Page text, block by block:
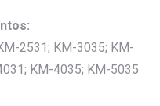
2531; KM-3035; KM-
KM-4035; KM-5035